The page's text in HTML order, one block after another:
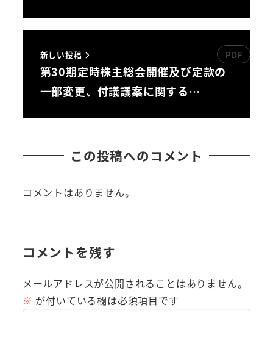
新しい投稿
第30期定時株主総会開催及び定款の
一部変更、付議議案に関する…
この投稿へのコメント
コメントはありません。
コメントを残す
メールアドレスが公開されることはありません。
※ が付いている欄は必須項目です